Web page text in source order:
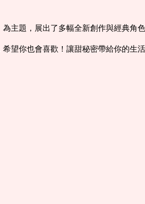
主題，展出了多幅全新創作與經典角
望你也會喜歡！讓甜秘密帶給你的生